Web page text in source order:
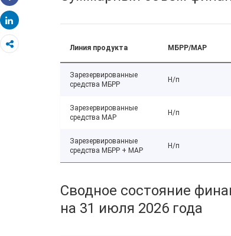
Share
Share
Линия продукта МБРР/МАР
Зарезервированные
средства МБРР
Н/п
Зарезервированные
средства МАР
Н/п
Зарезервированные
средства МБРР + МАР
Н/п
Сводное состояние
на 31 июля 2026 года